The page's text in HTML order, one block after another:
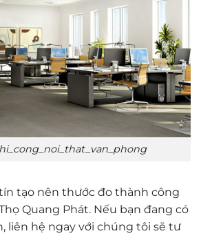
tạo nên thước đo thành công
Quang Phát. Nếu bạn đang có
liên hệ ngay với chúng tôi sẽ tư